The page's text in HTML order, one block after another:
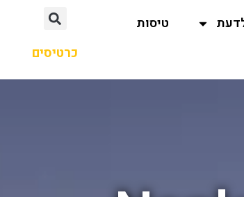
טיסות
כרטיסים